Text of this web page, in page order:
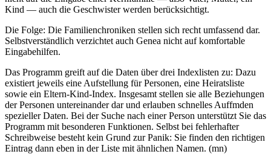
Kind — auch die Geschwister werden berücksichtigt.
Die Folge: Die Familienchroniken stellen sich recht umfassend dar.
Selbstverständlich verzichtet auch Genea nicht auf komfortable
Eingabehilfen.
Das Programm greift auf die Daten über drei Indexlisten zu: Dazu
existiert jeweils eine Aufstellung für Personen, eine Heiratsliste
sowie ein Eltern-Kind-Index. Insgesamt stellen sie alle Beziehungen
der Personen untereinander dar und erlauben schnelles Auffmden
spezieller Daten. Bei der Suche nach einer Person unterstützt Sie das
Programm mit besonderen Funktionen. Selbst bei fehlerhafter
Schreibweise besteht kein Grund zur Panik: Sie finden den richtigen
Eintrag dann eben in der Liste mit ähnlichen Namen. (mn)